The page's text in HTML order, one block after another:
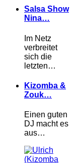
Salsa Show
Nina…
Im Netz
verbreitet
sich die
letzten…
Kizomba &
Zouk…
Einen guten
DJ macht es
aus…